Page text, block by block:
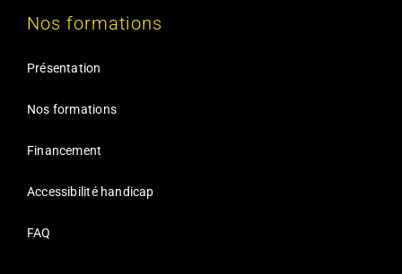
Nos formations
Présentation
Nos formations
Financement
Accessibilité handicap
FAQ